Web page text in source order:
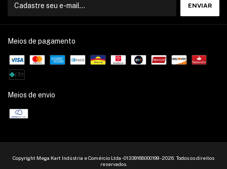
Meios de pagamento
Meios de envio
Copyright Mega Kart Indústria e Comércio Ltda - 01339168000199 - 2026. Todos os direitos
reservados.